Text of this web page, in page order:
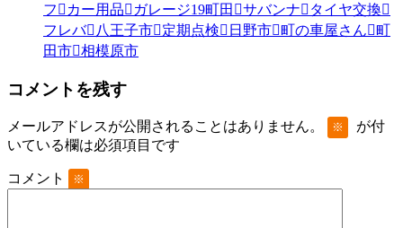
フ
カー用品 ガレージ19町田 サバンナ
タイヤ交換
フレバ
八王子市 定期点検 日野市 町の車屋さん
町
田市 相模原市
コメントを残す
メールアドレスが公開されることはありません。 ※
が付
いている欄は必須項目です
コメント ※